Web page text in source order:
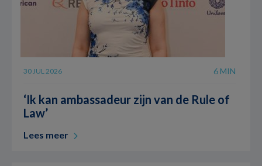
30 JUL 2026 6 MIN
‘Ik kan ambassadeur zijn van de Rule of
Law’
Lees meer